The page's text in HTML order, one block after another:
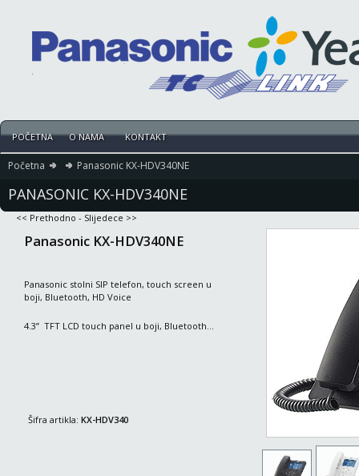
POČETNA O NAMA KONTAKT
Početna Panasonic KX-HDV340NE
PANASONIC KX-HDV340NE
<< Prethodno - Slijedece >>
Panasonic KX-HDV340NE
Panasonic stolni SIP telefon, touch screen u
boji, Bluetooth, HD Voice
4.3” TFT LCD touch panel u boji, Bluetooth...
Šifra artikla: KX-HDV340